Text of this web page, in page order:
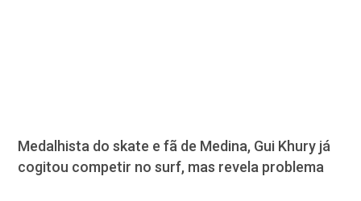
Medalhista do skate e fã de Medina, Gui Khury já
cogitou competir no surf, mas revela problema